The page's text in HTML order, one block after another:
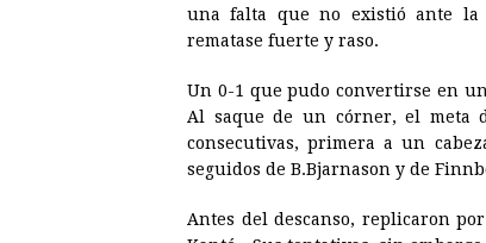
una falta que no existió ante la
rematase fuerte y raso.
Un 0-1 que pudo convertirse en
Al saque de un córner, el meta
consecutivas, primera a un
seguidos de B.Bjarnason y de
Antes del descanso, replicaron